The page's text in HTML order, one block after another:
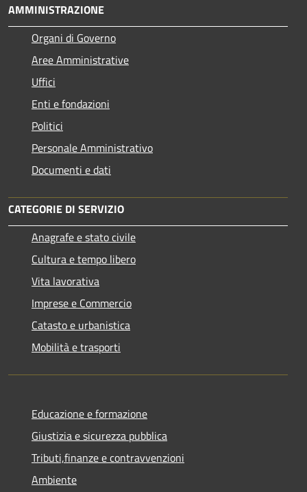
AMMINISTRAZIONE
Organi di Governo
Aree Amministrative
Uffici
Enti e fondazioni
Politici
Personale Amministrativo
Documenti e dati
CATEGORIE DI SERVIZIO
Anagrafe e stato civile
Cultura e tempo libero
Vita lavorativa
Imprese e Commercio
Catasto e urbanistica
Mobilità e trasporti
Educazione e formazione
Giustizia e sicurezza pubblica
Tributi,finanze e contravvenzioni
Ambiente